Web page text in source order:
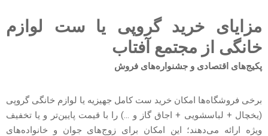
مزایای خرید گروپی یا ست لوازم
خانگی از مجتمع آفتاب
پکیج‌های اقتصادی و جشنواره‌های فروش
برخی فروشگاه‌ها امکان خرید ست کامل جهیزیه یا لوازم خانگی گروپی
(یخچال + لباسشویی + اجاق گاز و …) را با قیمت پایین‌تر و یا تخفیف
ویژه ارائه می‌دهند؛ این امکان برای زوج‌های جوان و خانواده‌های